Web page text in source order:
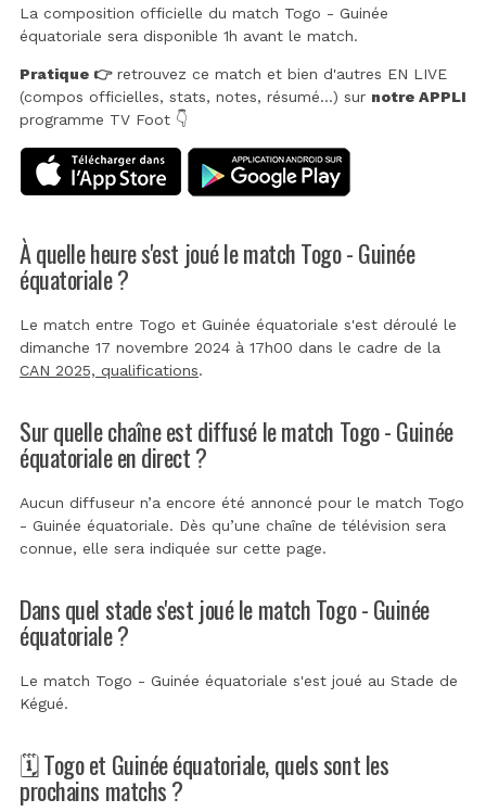
La composition officielle du match Togo - Guinée
équatoriale sera disponible 1h avant le match.
Pratique 👉retrouvez ce match et bien d'autres EN LIVE
(compos officielles, stats, notes, résumé...) sur notre APPLI
programme TV Foot 👇
À quelle heure s'est joué le match Togo - Guinée
équatoriale ?
Le match entre Togo et Guinée équatoriale s'est déroulé le
dimanche 17 novembre 2024 à 17h00 dans le cadre de la
CAN 2025, qualifications.
Sur quelle chaîne est diffusé le match Togo - Guinée
équatoriale en direct ?
Aucun diffuseur n’a encore été annoncé pour le match Togo
- Guinée équatoriale. Dès qu’une chaîne de télévision sera
connue, elle sera indiquée sur cette page.
Dans quel stade s'est joué le match Togo - Guinée
équatoriale ?
Le match Togo - Guinée équatoriale s'est joué au Stade de
Kégué.
🗓️ Togo et Guinée équatoriale, quels sont les
prochains matchs ?